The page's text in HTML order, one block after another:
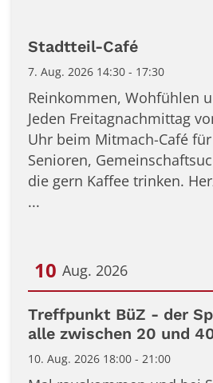
Stadtteil-Café
7. Aug. 2026 14:30 - 17:30
Reinkommen, Wohfühlen
Jeden Freitagnachmittag
Uhr beim Mitmach-Café
Senioren,
die gern Kaffee trinken.
...
10 Aug. 2026
Datum: 10. August 2026
Treffpunkt BüZ - der
alle zwischen 20 und
10. Aug. 2026 18:00 - 21:00